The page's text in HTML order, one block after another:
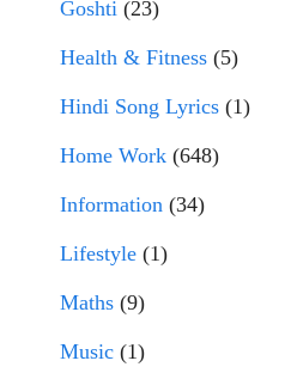
Goshti (23)
Health & Fitness (5)
Hindi Song Lyrics (1)
Home Work (648)
Information (34)
Lifestyle (1)
Maths (9)
Music (1)